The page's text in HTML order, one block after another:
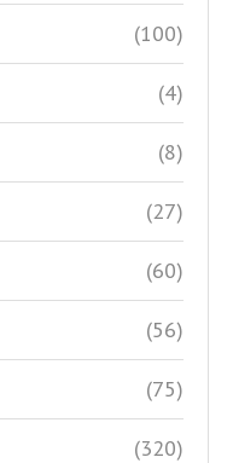
(100)
(4)
(8)
(27)
(60)
(56)
(75)
(320)